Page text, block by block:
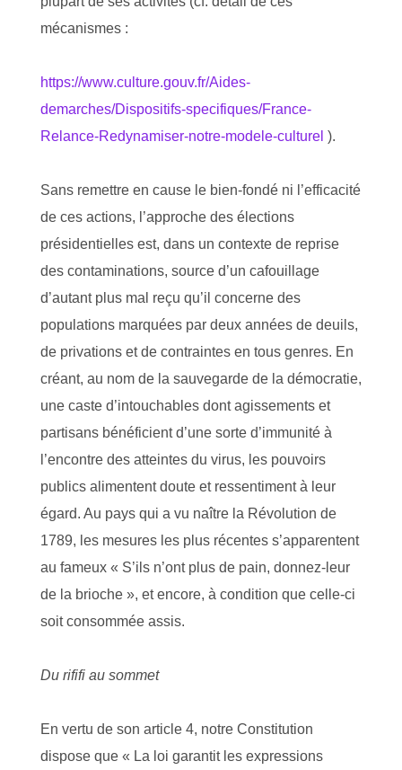
mécanismes :
https://www.culture.gouv.fr/Aides-
demarches/Dispositifs-specifiques/France-
Relance-Redynamiser-notre-modele-culturel ).
Sans remettre en cause le bien-fondé ni l’efficacité
de ces actions, l’approche des élections
présidentielles est, dans un contexte de reprise
des contaminations, source d’un cafouillage
d’autant plus mal reçu qu’il concerne des
populations marquées par deux années de deuils,
de privations et de contraintes en tous genres. En
créant, au nom de la sauvegarde de la démocratie,
une caste d’intouchables dont agissements et
partisans bénéficient d’une sorte d’immunité à
l’encontre des atteintes du virus, les pouvoirs
publics alimentent doute et ressentiment à leur
égard. Au pays qui a vu naître la Révolution de
1789, les mesures les plus récentes s’apparentent
au fameux « S’ils n’ont plus de pain, donnez-leur
de la brioche », et encore, à condition que celle-ci
soit consommée assis.
Du rififi au sommet
En vertu de son article 4, notre Constitution
dispose que « La loi garantit les expressions